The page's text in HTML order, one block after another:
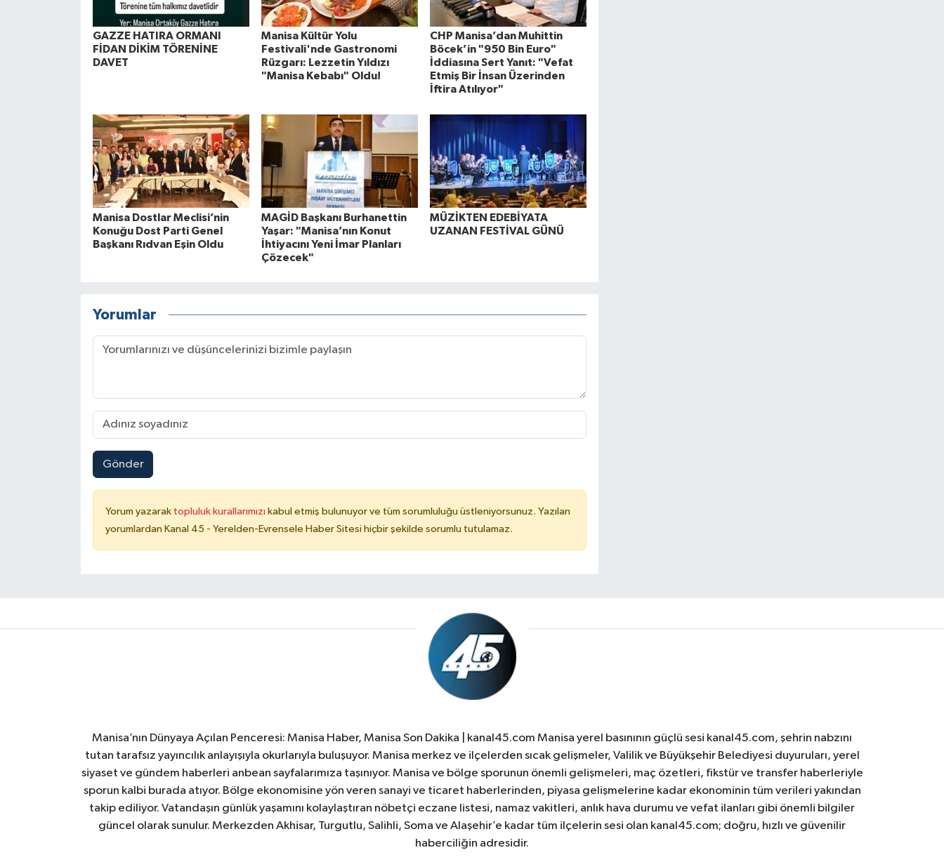
GAZZE HATIRA ORMANI
FİDAN DİKİM TÖRENİNE
DAVET
Manisa Kültür Yolu
Festivali'nde Gastronomi
Rüzgarı: Lezzetin Yıldızı
"Manisa Kebabı" Oldu!
CHP Manisa’dan Muhittin
Böcek’in "950 Bin Euro"
İddiasına Sert Yanıt: "Vefat
Etmiş Bir İnsan Üzerinden
İftira Atılıyor"
Manisa Dostlar Meclisi’nin
Konuğu Dost Parti Genel
Başkanı Rıdvan Eşin Oldu
MAGİD Başkanı Burhanettin
Yaşar: "Manisa’nın Konut
İhtiyacını Yeni İmar Planları
Çözecek"
MÜZİKTEN EDEBİYATA
UZANAN FESTİVAL GÜNÜ
Yorumlar
Gönder
Yorum yazarak topluluk kurallarımızı kabul etmiş bulunuyor ve tüm sorumluluğu üstleniyorsunuz. Yazılan
yorumlardan Kanal 45 - Yerelden-Evrensele Haber Sitesi hiçbir şekilde sorumlu tutulamaz.
Manisa’nın Dünyaya Açılan Penceresi: Manisa Haber, Manisa Son Dakika | kanal45.com Manisa yerel basınının güçlü sesi kanal45.com, şehrin nabzını
tutan tarafsız yayıncılık anlayışıyla okurlarıyla buluşuyor. Manisa merkez ve ilçelerden sıcak gelişmeler, Valilik ve Büyükşehir Belediyesi duyuruları, yerel
siyaset ve gündem haberleri anbean sayfalarımıza taşınıyor. Manisa ve bölge sporunun önemli gelişmeleri, maç özetleri, fikstür ve transfer haberleriyle
sporun kalbi burada atıyor. Bölge ekonomisine yön veren sanayi ve ticaret haberlerinden, piyasa gelişmelerine kadar ekonominin tüm verileri yakından
takip ediliyor. Vatandaşın günlük yaşamını kolaylaştıran nöbetçi eczane listesi, namaz vakitleri, anlık hava durumu ve vefat ilanları gibi önemli bilgiler
güncel olarak sunulur. Merkezden Akhisar, Turgutlu, Salihli, Soma ve Alaşehir’e kadar tüm ilçelerin sesi olan kanal45.com; doğru, hızlı ve güvenilir
haberciliğin adresidir.